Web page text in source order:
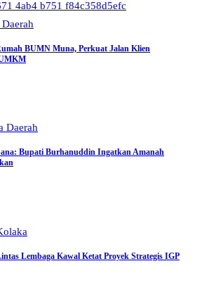
Daerah
BUMN Muna, Perkuat Jalan Klien
Daerah
Bupati Burhanuddin Ingatkan Amanah
Lembaga Kawal Ketat Proyek Strategis IGP